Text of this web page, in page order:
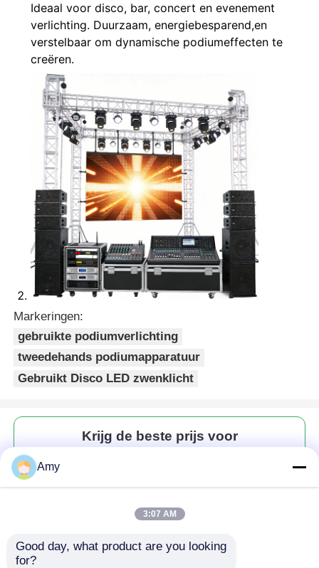
Ideaal voor disco, bar, concert en evenement
verlichting. Duurzaam, energiebesparend,en
verstelbaar om dynamische podiumeffecten te
creëren.
Markeringen:
gebruikte podiumverlichting
tweedehands podiumapparatuur
Gebruikt Disco LED zwenklicht
Krijg de beste prijs voor
podiumstraal bewegende
Amy
3:07 AM
Good day, what product are you looking
for?